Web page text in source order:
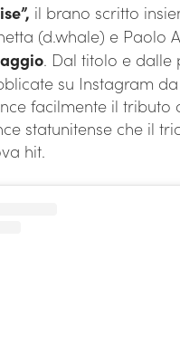
il brano scritto
(d.whale) e Paolo
. Dal titolo e dalle
su Instagram
facilmente il tributo
statunitense che il
hit.